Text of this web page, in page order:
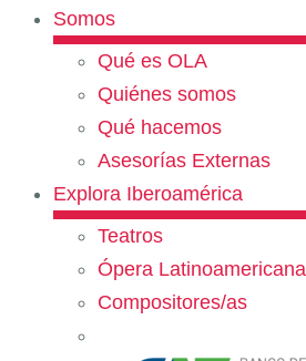
Somos
Qué es OLA
Quiénes somos
Qué hacemos
Asesorías Externas
Explora Iberoamérica
Teatros
Ópera Latinoamericana
Compositores/as